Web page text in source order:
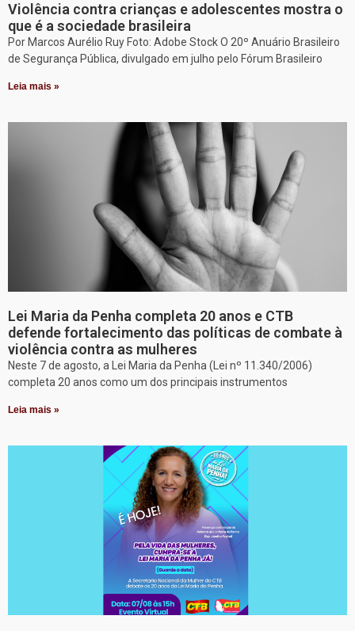
Violência contra crianças e adolescentes mostra o
que é a sociedade brasileira
Por Marcos Aurélio Ruy Foto: Adobe Stock O 20º Anuário Brasileiro
de Segurança Pública, divulgado em julho pelo Fórum Brasileiro
Leia mais »
Lei Maria da Penha completa 20 anos e CTB
defende fortalecimento das políticas de combate à
violência contra as mulheres
Neste 7 de agosto, a Lei Maria da Penha (Lei nº 11.340/2006)
completa 20 anos como um dos principais instrumentos
Leia mais »